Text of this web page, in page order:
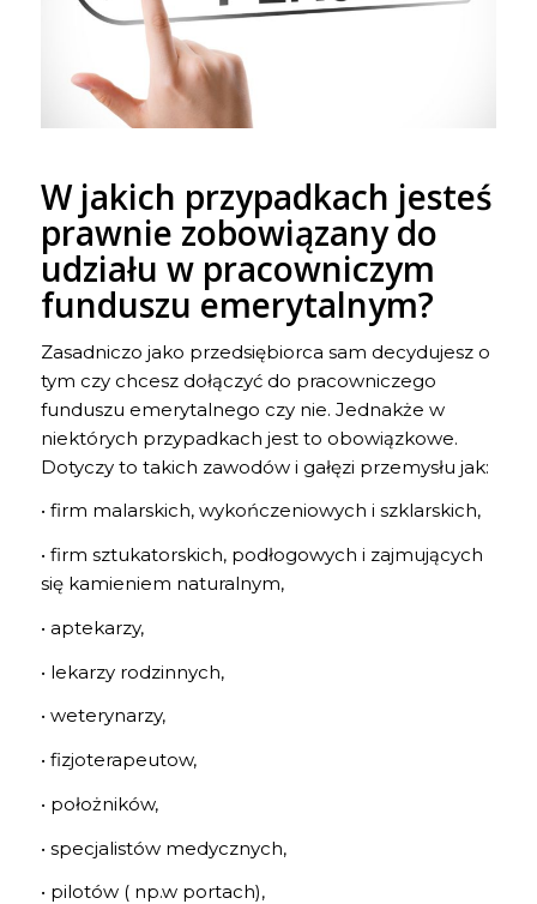
W jakich przypadkach jesteś
prawnie zobowiązany do
udziału w pracowniczym
funduszu emerytalnym?
Zasadniczo jako przedsiębiorca sam decydujesz o
tym czy chcesz dołączyć do pracowniczego
funduszu emerytalnego czy nie. Jednakże w
niektórych przypadkach jest to obowiązkowe.
Dotyczy to takich zawodów i gałęzi przemysłu jak:
• firm malarskich, wykończeniowych i szklarskich,
• firm sztukatorskich, podłogowych i zajmujących
się kamieniem naturalnym,
• aptekarzy,
• lekarzy rodzinnych,
• weterynarzy,
• fizjoterapeutow,
• położników,
• specjalistów medycznych,
• pilotów ( np.w portach),